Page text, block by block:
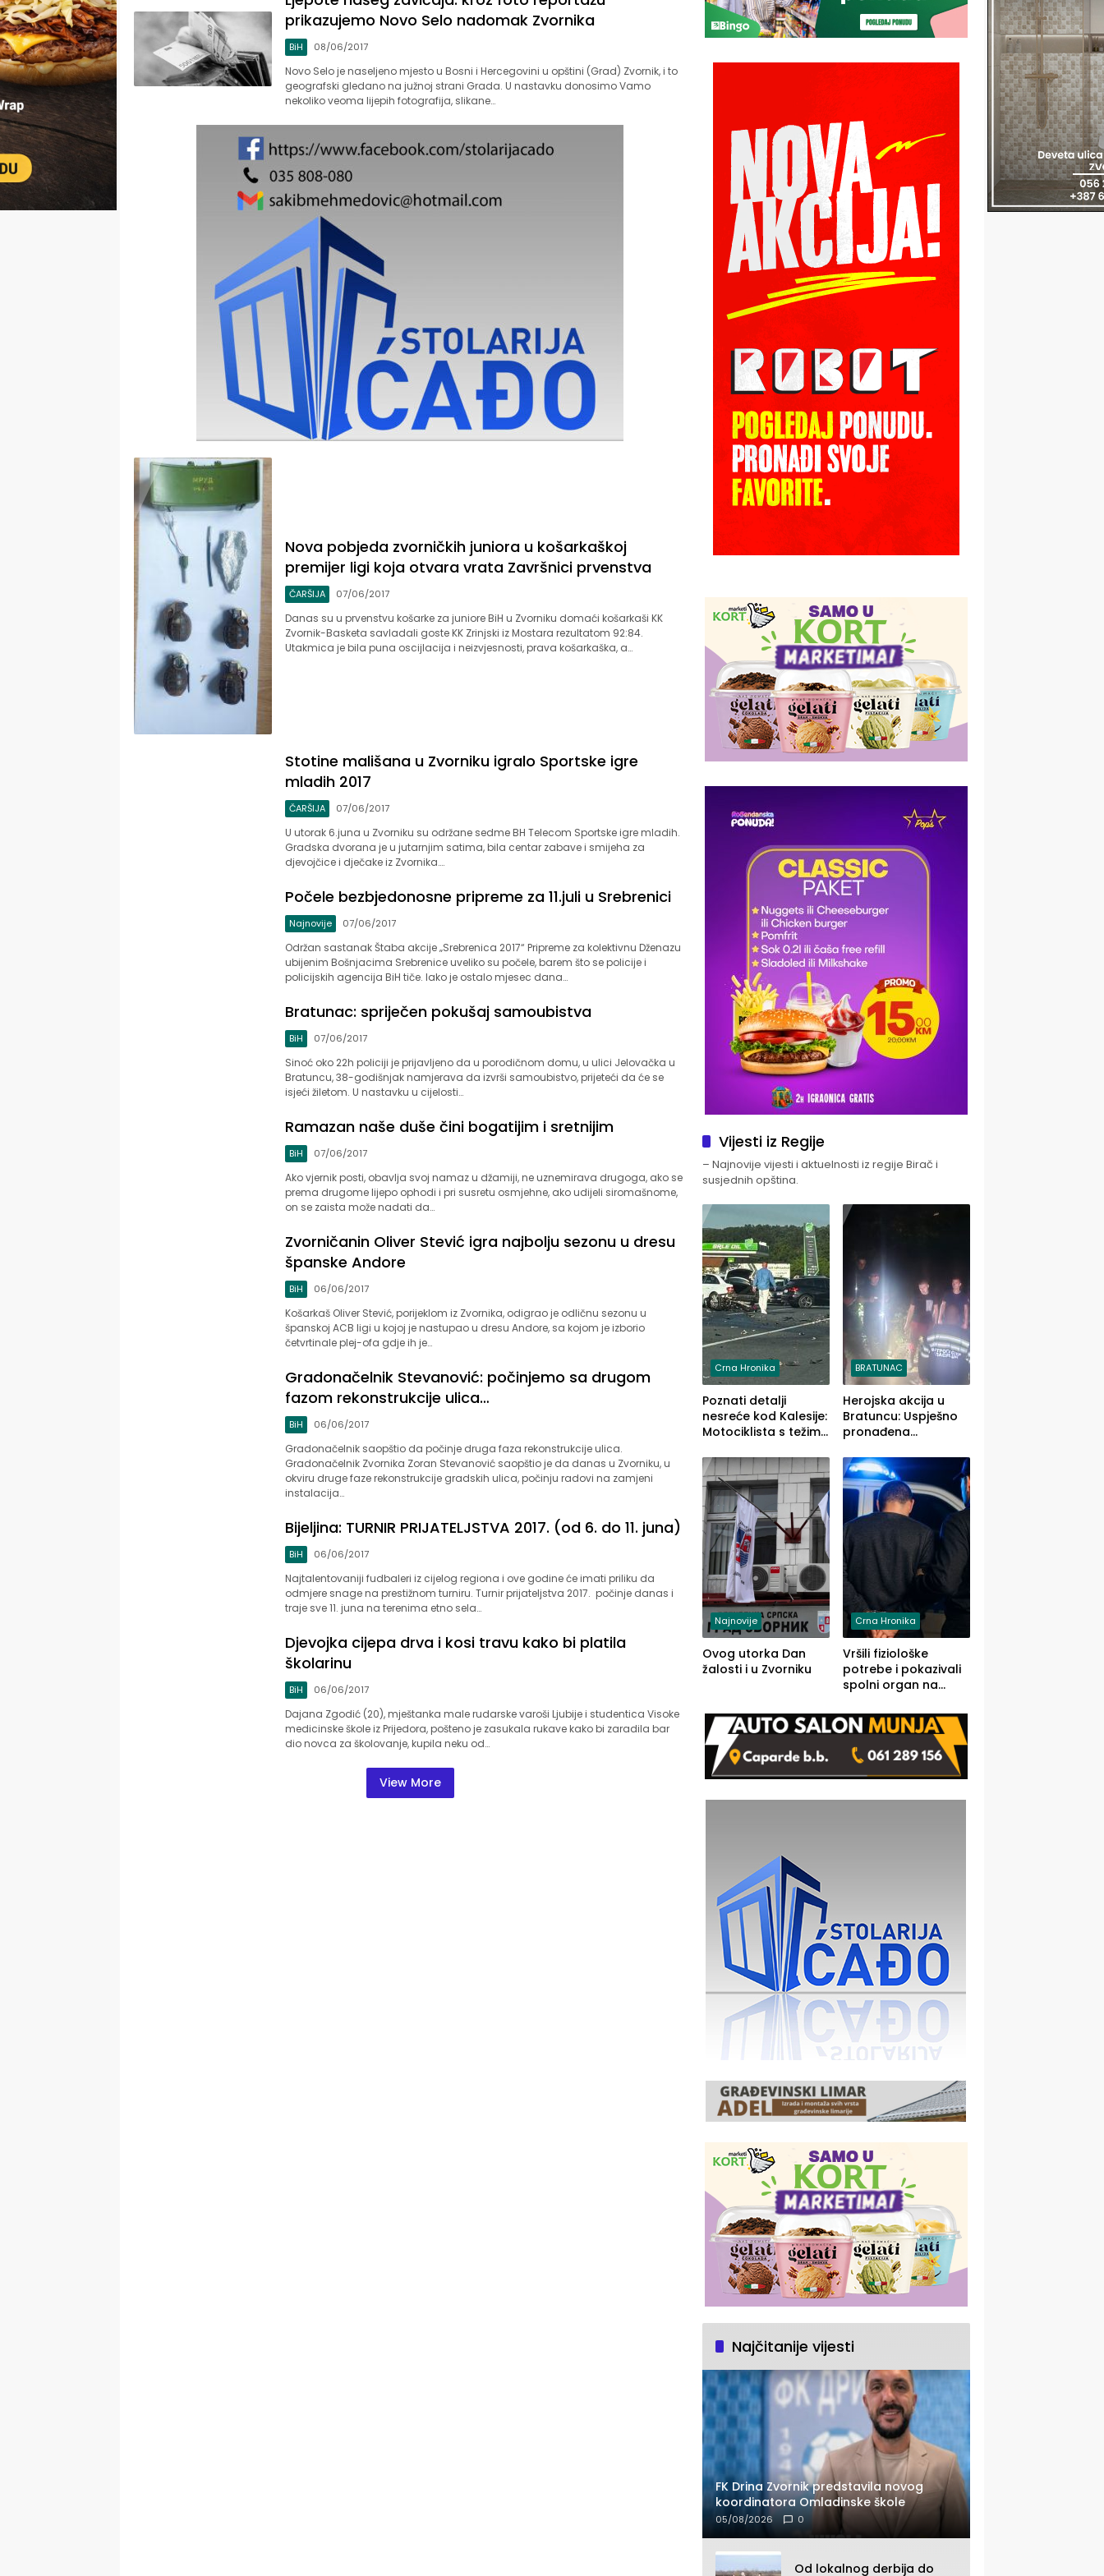
prikazujemo Novo Selo nadomak Zvornika
BiH 08/06/2017
Novo Selo je naseljeno mjesto u Bosni i Hercegovini u opštini (Grad) Zvornik, i to
geografski gledano na južnoj strani Grada. U nastavku donosimo Vamo
nekoliko veoma lijepih fotografija, slikane…
Nova pobjeda zvorničkih juniora u košarkaškoj
premijer ligi koja otvara vrata Završnici prvenstva
ČARŠIJA 07/06/2017
Danas su u prvenstvu košarke za juniore BiH u Zvorniku domaći košarkaši KK
Zvornik-Basketa savladali goste KK Zrinjski iz Mostara rezultatom 92:84.
Utakmica je bila puna oscijlacija i neizvjesnosti, prava košarkaška, a…
Stotine mališana u Zvorniku igralo Sportske igre
mladih 2017
ČARŠIJA 07/06/2017
U utorak 6.juna u Zvorniku su održane sedme BH Telecom Sportske igre mladih.
Gradska dvorana je u jutarnjim satima, bila centar zabave i smijeha za
djevojčice i dječake iz Zvornika….
Počele bezbjedonosne pripreme za 11.juli u Srebrenici
Najnovije 07/06/2017
Održan sastanak Štaba akcije „Srebrenica 2017“ Pripreme za kolektivnu Dženazu
ubijenim Bošnjacima Srebrenice uveliko su počele, barem što se policije i
policijskih agencija BiH tiče. Iako je ostalo mjesec dana…
Bratunac: spriječen pokušaj samoubistva
BiH 07/06/2017
Sinoć oko 22h policiji je prijavljeno da u porodičnom domu, u ulici Jelovačka u
Bratuncu, 38-godišnjak namjerava da izvrši samoubistvo, prijeteći da će se
isjeći žiletom. U nastavku u cijelosti…
Ramazan naše duše čini bogatijim i sretnijim
BiH 07/06/2017
Ako vjernik posti, obavlja svoj namaz u džamiji, ne uznemirava drugoga, ako se
prema drugome lijepo ophodi i pri susretu osmjehne, ako udijeli siromašnome,
on se zaista može nadati da…
Zvorničanin Oliver Stević igra najbolju sezonu u dresu
španske Andore
BiH 06/06/2017
Košarkaš Oliver Stević, porijeklom iz Zvornika, odigrao je odličnu sezonu u
španskoj ACB ligi u kojoj je nastupao u dresu Andore, sa kojom je izborio
četvrtinale plej-ofa gdje ih je…
Gradonačelnik Stevanović: počinjemo sa drugom
fazom rekonstrukcije ulica…
BiH 06/06/2017
Gradonačelnik saopštio da počinje druga faza rekonstrukcije ulica.
Gradonačelnik Zvornika Zoran Stevanović saopštio je da danas u Zvorniku, u
okviru druge faze rekonstrukcije gradskih ulica, počinju radovi na zamjeni
instalacija…
Bijeljina: TURNIR PRIJATELJSTVA 2017. (od 6. do 11. juna)
BiH 06/06/2017
Najtalentovaniji fudbaleri iz cijelog regiona i ove godine će imati priliku da
odmjere snage na prestižnom turniru. Turnir prijateljstva 2017. počinje danas i
traje sve 11. juna na terenima etno sela…
Djevojka cijepa drva i kosi travu kako bi platila
školarinu
BiH 06/06/2017
Dajana Zgodić (20), mještanka male rudarske varoši Ljubije i studentica Visoke
medicinske škole iz Prijedora, pošteno je zasukala rukave kako bi zaradila bar
dio novca za školovanje, kupila neku od…
View More
Vijesti iz Regije
– Najnovije vijesti i aktuelnosti iz regije Birač i
susjednih opština.
Crna Hronika
Poznati detalji
nesreće kod Kalesije:
Motociklista s težim,
lakšim povredama
BRATUNAC
Herojska akcija u
Bratuncu: Uspješno
pronađena
a Ivanka Lazić,
rodom iz Kravice.
Najnovije
Ovog utorka Dan
žalosti i u Zvorniku
Crna Hronika
Vršili fiziološke
potrebe i pokazivali
spolni organ na
uslijedile kazne
Najčitanije vijesti
FK Drina Zvornik predstavila novog
koordinatora Omladinske škole
05/08/2026 0
Od lokalnog derbija do